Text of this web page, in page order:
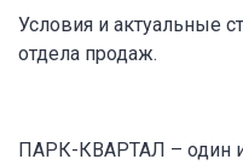
Условия и актуальные
отдела продаж.
ПАРК-КВАРТАЛ – один